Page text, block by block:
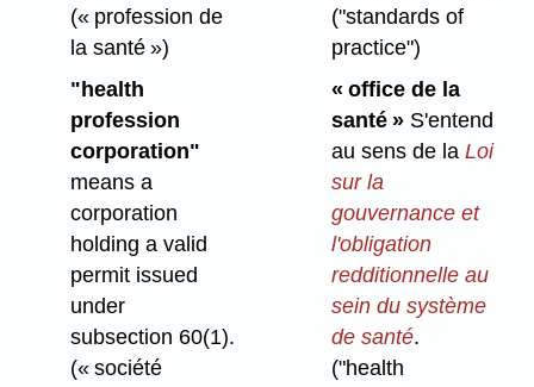
(« profession de
la santé »)
"health
profession
corporation"
means a
corporation
holding a valid
permit issued
under
subsection 60(1).
(« société
("standards of
practice")
« office de la
santé »S'entend
au sens de la Loi
sur la
gouvernance et
l'obligation
redditionnelle au
sein du système
de santé.
("health